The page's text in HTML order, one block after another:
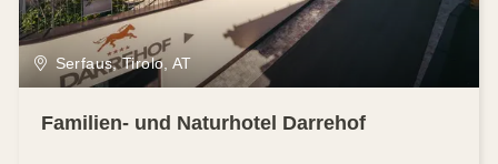
Serfaus, Tirolo, AT
Familien- und Naturhotel Darrehof